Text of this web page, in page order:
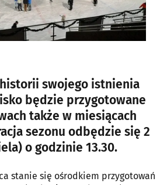
swojego istnienia
będzie przygotowane
także w miesiącach
sezonu odbędzie się 2
o godzinie 13.30.
stanie się ośrodkiem przygotowań